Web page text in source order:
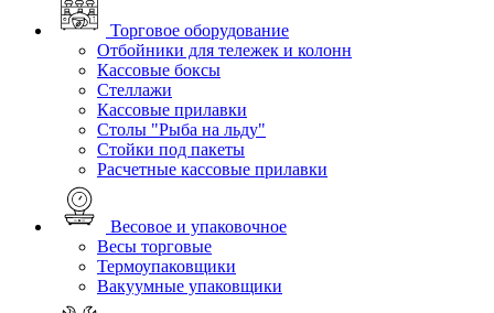
Торговое оборудование
Отбойники для тележек и колонн
Кассовые боксы
Стеллажи
Кассовые прилавки
Столы "Рыба на льду"
Стойки под пакеты
Расчетные кассовые прилавки
Весовое и упаковочное
Весы торговые
Термоупаковщики
Вакуумные упаковщики